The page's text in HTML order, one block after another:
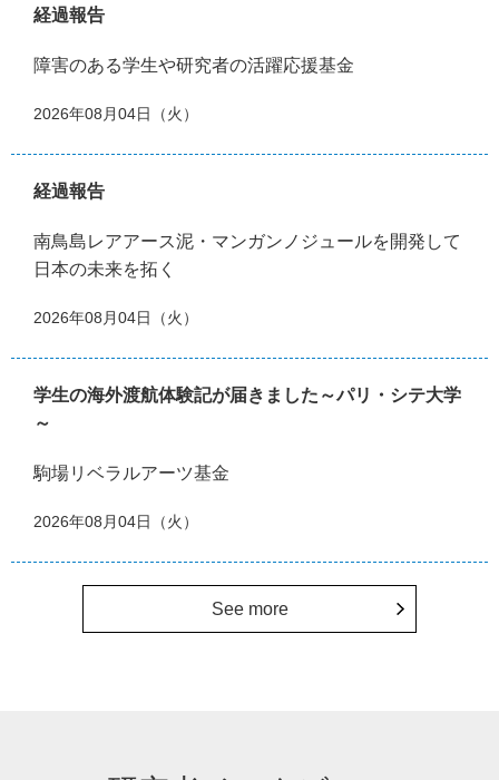
経過報告
障害のある学生や研究者の活躍応援基金
2026年08月04日（火）
経過報告
南鳥島レアアース泥・マンガンノジュールを開発して
日本の未来を拓く
2026年08月04日（火）
学生の海外渡航体験記が届きました～パリ・シテ大学
～
駒場リベラルアーツ基金
2026年08月04日（火）
See more